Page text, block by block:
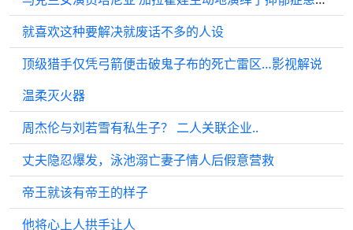
就喜欢这种要解决就废话不多的人设
顶级猎手仅凭弓箭便击破鬼子布的死亡雷区…影视解说
温柔灭火器
周杰伦与刘若雪有私生子？ 二人关联企业..
丈夫隐忍爆发，泳池溺亡妻子情人后假意营救
帝王就该有帝王的样子
他将心上人拱手让人